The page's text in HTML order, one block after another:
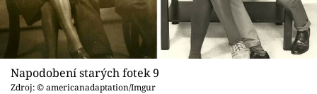
Napodobení starých fotek 9
Zdroj: © americanadaptation/Imgur